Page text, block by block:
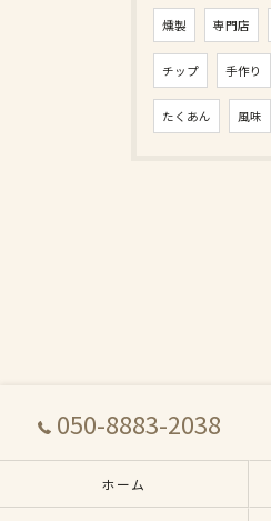
燻製 専門店
チップ 手作り
たくあん 風味
050-8883-2038
ホーム